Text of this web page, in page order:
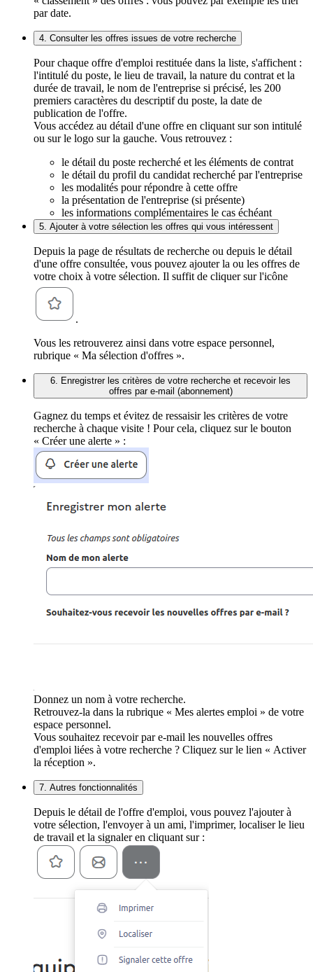
par date.
4. Consulter les offres issues de votre recherche
Pour chaque offre d'emploi restituée dans la liste, s'affichent :
l'intitulé du poste, le lieu de travail, la nature du contrat et la
durée de travail, le nom de l'entreprise si précisé, les 200
premiers caractères du descriptif du poste, la date de
publication de l'offre.
Vous accédez au détail d'une offre en cliquant sur son intitulé
ou sur le logo sur la gauche. Vous retrouvez :
le détail du poste recherché et les éléments de contrat
le détail du profil du candidat recherché par l'entreprise
les modalités pour répondre à cette offre
la présentation de l'entreprise (si présente)
les informations complémentaires le cas échéant
5. Ajouter à votre sélection les offres qui vous intéressent
Depuis la page de résultats de recherche ou depuis le détail
d'une offre consultée, vous pouvez ajouter la ou les offres de
votre choix à votre sélection. Il suffit de cliquer sur l'icône
.
Vous les retrouverez ainsi dans votre espace personnel,
rubrique « Ma sélection d'offres ».
6. Enregistrer les critères de votre recherche et recevoir les
offres par e-mail (abonnement)
Gagnez du temps et évitez de ressaisir les critères de votre
recherche à chaque visite ! Pour cela, cliquez sur le bouton
« Créer une alerte » :
Donnez un nom à votre recherche.
Retrouvez-la dans la rubrique « Mes alertes emploi » de votre
espace personnel.
Vous souhaitez recevoir par e-mail les nouvelles offres
d'emploi liées à votre recherche ? Cliquez sur le lien « Activer
la réception ».
7. Autres fonctionnalités
Depuis le détail de l'offre d'emploi, vous pouvez l'ajouter à
votre sélection, l'envoyer à un ami, l'imprimer, localiser le lieu
de travail et la signaler en cliquant sur :